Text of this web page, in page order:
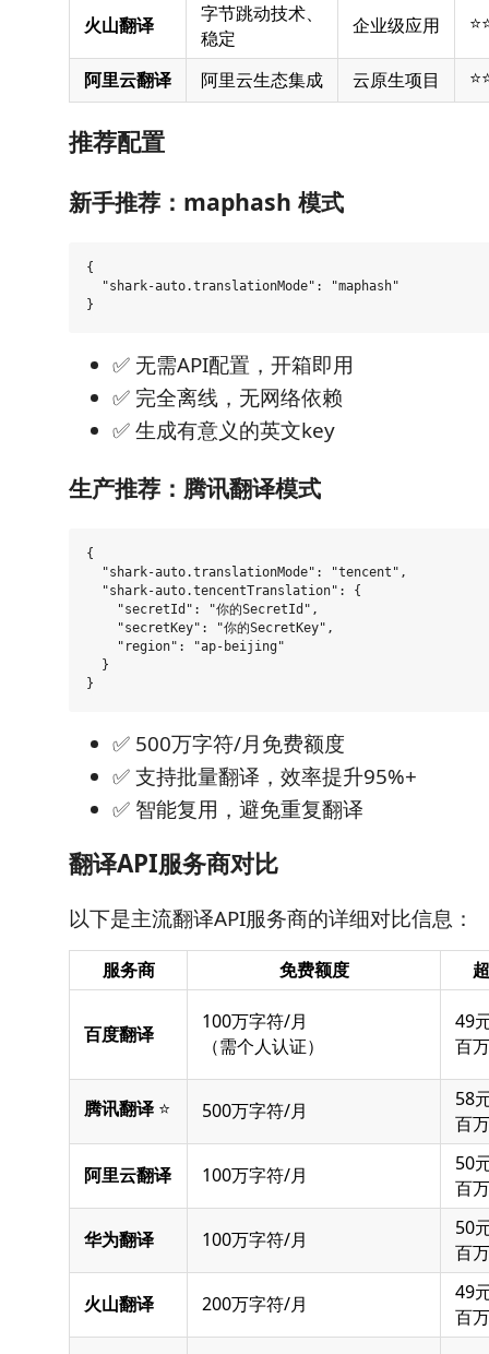
火山翻译
字节跳动技术、
稳定
企业级应用
阿里云翻译 阿里云生态集成 云原生项目
推荐配置
新手推荐：maphash 模式
{
  "shark-auto.translationMode": "maphash"
✅ 无需API配置，开箱即用
✅ 完全离线，无网络依赖
✅ 生成有意义的英文key
生产推荐：腾讯翻译模式
{
  "shark-auto.translationMode": "tencent",
  "shark-auto.tencentTranslation": {
    "secretId": "你的SecretId",
    "secretKey": "你的SecretKey",
    "region": "ap-beijing"
  }
✅ 500万字符/月免费额度
✅ 支持批量翻译，效率提升95%+
✅ 智能复用，避免重复翻译
翻译API服务商对比
以下是主流翻译API服务商的详细对比信息：
服务商 免费额度
百度翻译
100万字符/月
（需个人认证）
49
百
腾讯翻译 ⭐ 500万字符/月
58
百
阿里云翻译 100万字符/月
50
百
华为翻译 100万字符/月
50
百
火山翻译 200万字符/月
49
百